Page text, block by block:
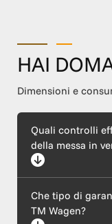
HAI
Dimensioni e
Quali controlli
della messa in
include
elettronica),
Che tipo di
TM Wagen?